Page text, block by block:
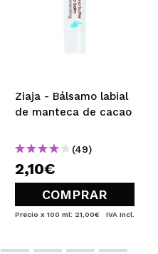
Ziaja - Bálsamo labial
de manteca de cacao
(49)
2,10€
COMPRAR
Precio x 100 ml: 21,00€ IVA Incl.